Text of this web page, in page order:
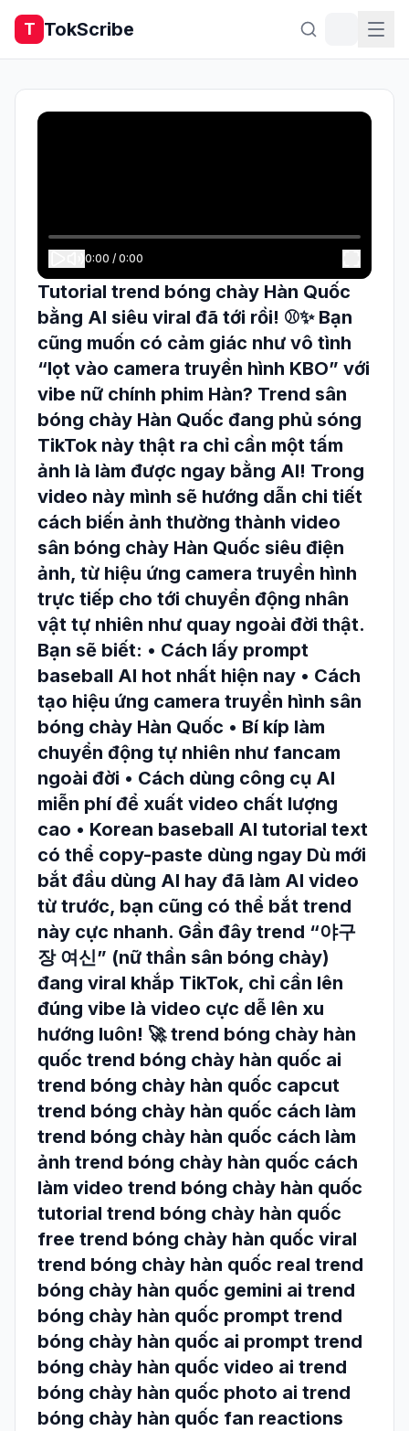
T TokScribe
0:00 / 0:00
Tutorial trend bóng chày Hàn Quốc
bằng AI siêu viral đã tới rồi! ⚾️✨ Bạn
cũng muốn có cảm giác như vô tình
“lọt vào camera truyền hình KBO” với
vibe nữ chính phim Hàn? Trend sân
bóng chày Hàn Quốc đang phủ sóng
TikTok này thật ra chỉ cần một tấm
ảnh là làm được ngay bằng AI! Trong
video này mình sẽ hướng dẫn chi tiết
cách biến ảnh thường thành video
sân bóng chày Hàn Quốc siêu điện
ảnh, từ hiệu ứng camera truyền hình
trực tiếp cho tới chuyển động nhân
vật tự nhiên như quay ngoài đời thật.
Bạn sẽ biết: • Cách lấy prompt
baseball AI hot nhất hiện nay • Cách
tạo hiệu ứng camera truyền hình sân
bóng chày Hàn Quốc • Bí kíp làm
chuyển động tự nhiên như fancam
ngoài đời • Cách dùng công cụ AI
miễn phí để xuất video chất lượng
cao • Korean baseball AI tutorial text
có thể copy-paste dùng ngay Dù mới
bắt đầu dùng AI hay đã làm AI video
từ trước, bạn cũng có thể bắt trend
này cực nhanh. Gần đây trend “야구
장 여신” (nữ thần sân bóng chày)
đang viral khắp TikTok, chỉ cần lên
đúng vibe là video cực dễ lên xu
hướng luôn! 🚀 trend bóng chày hàn
quốc trend bóng chày hàn quốc ai
trend bóng chày hàn quốc capcut
trend bóng chày hàn quốc cách làm
trend bóng chày hàn quốc cách làm
ảnh trend bóng chày hàn quốc cách
làm video trend bóng chày hàn quốc
tutorial trend bóng chày hàn quốc
free trend bóng chày hàn quốc viral
trend bóng chày hàn quốc real trend
bóng chày hàn quốc gemini ai trend
bóng chày hàn quốc prompt trend
bóng chày hàn quốc ai prompt trend
bóng chày hàn quốc video ai trend
bóng chày hàn quốc photo ai trend
bóng chày hàn quốc fan reactions